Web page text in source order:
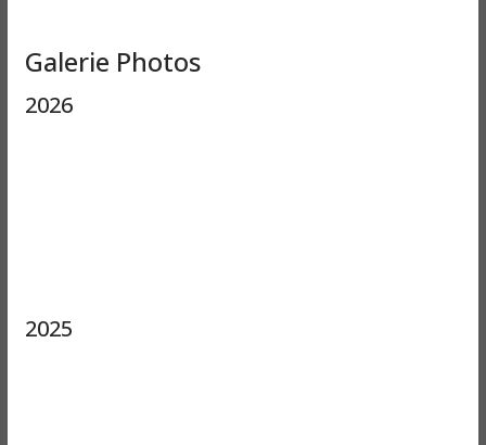
Galerie Photos
2026
2025